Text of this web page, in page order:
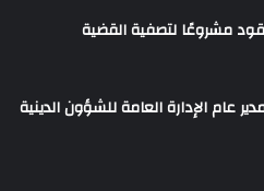
يقود مشروعًا لتصفية القضية
عام الإدارة العامة للشؤون الدينية